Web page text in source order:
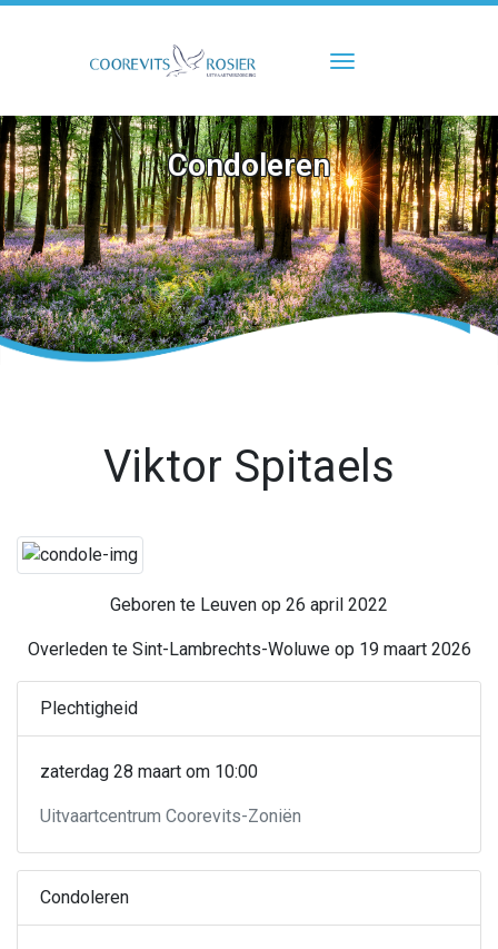
Toggle
Condoleren
Viktor Spitaels
Geboren te Leuven op 26 april 2022
Overleden te Sint-Lambrechts-Woluwe op 19 maart 2026
Plechtigheid
zaterdag 28 maart om 10:00
Uitvaartcentrum Coorevits-Zoniën
Condoleren